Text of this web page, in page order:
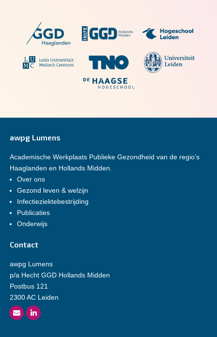
awpg Lumens
Academische Werkplaats Publieke Gezondheid van de regio’s
Haaglanden en Hollands Midden.
Over ons
Gezond leven & welzijn
Infectieziektebestrijding
Publicaties
Onderwijs
Contact
awpg Lumens
p/a Hecht GGD Hollands Midden
Postbus 121
2300 AC Leiden